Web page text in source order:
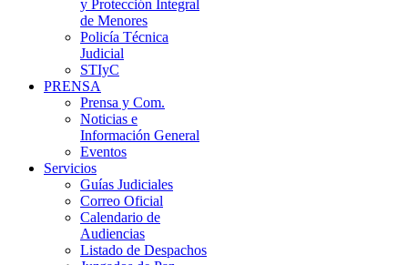
y Protección Integral
de Menores
Policía Técnica
Judicial
STIyC
PRENSA
Prensa y Com.
Noticias e
Información General
Eventos
Servicios
Guías Judiciales
Correo Oficial
Calendario de
Audiencias
Listado de Despachos